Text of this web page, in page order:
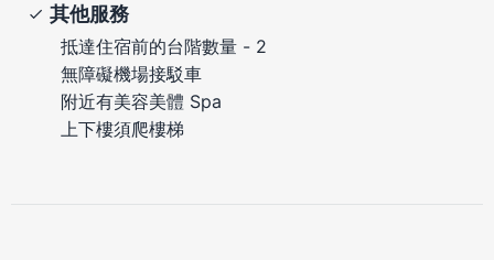
其他服務
抵達住宿前的台階數量 - 2
無障礙機場接駁車
附近有美容美體 Spa
上下樓須爬樓梯